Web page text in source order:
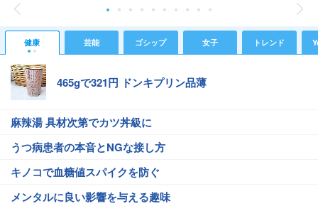
健康 芸能 ゴシップ 女子 トレンド
465gで321円 ドンキプリン品薄
麻辣湯 具材次第でカツ丼級に
うつ病患者の本音とNGな接し方
キノコで血糖値スパイクを防ぐ
メンタルに良い影響を与える趣味